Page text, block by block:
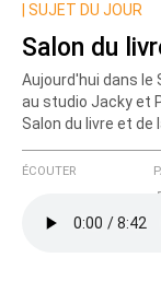
SUJET DU JOUR
Salon du
Aujourd'hui dans le
au studio Jacky et
Salon du livre et de
ÉCOUTER